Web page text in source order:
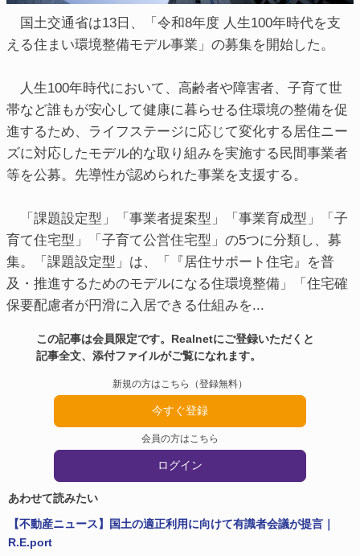
国土交通省は13日、「令和8年度 人生100年時代を支
える住まい環境整備モデル事業」の募集を開始した。
人生100年時代において、高齢者や障害者、子育て世
帯など誰もが安心して健康に暮らせる住環境の整備を促
進するため、ライフステージに応じて変化する居住ニー
ズに対応したモデル的な取り組みを実施する民間事業者
等を公募。先導性が認められた事業を支援する。
「課題設定型」「事業者提案型」「事業育成型」「子
育て住宅型」「子育て公営住宅型」の5つに分類し、募
集。「課題設定型」は、「『居住サポート住宅』を普
及・推進するためのモデルになる住環境整備」「住宅確
保要配慮者が円滑に入居できる仕組みを...
この記事は会員限定です。Realnetにご登録いただくと
記事全文、添付ファイルがご覧になれます。
新規の方はこちら（登録無料）
今すぐ登録
会員の方はこちら
ログイン
あわせて読みたい
【不動産ニュース】国土の適正利用に向けて有識者会議が提言｜
R.E.port